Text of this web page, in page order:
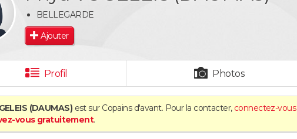
BELLEGARDE
Ajouter
Profil Photos
(DAUMAS) est sur Copains d'avant. Pour la contacter, connectez-vous
vous gratuitement.